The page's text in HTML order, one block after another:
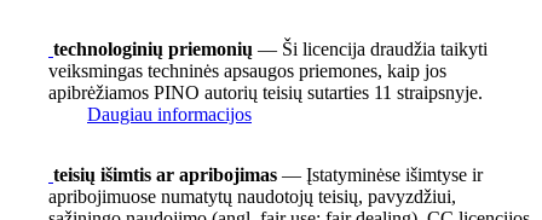
technologinių priemonių — Ši licencija draudžia taikyti
veiksmingas techninės apsaugos priemones, kaip jos
apibrėžiamos PINO autorių teisių sutarties 11 straipsnyje.
Daugiau informacijos
teisių išimtis ar apribojimas — Įstatyminėse išimtyse ir
apribojimuose numatytų naudotojų teisių, pavyzdžiui,